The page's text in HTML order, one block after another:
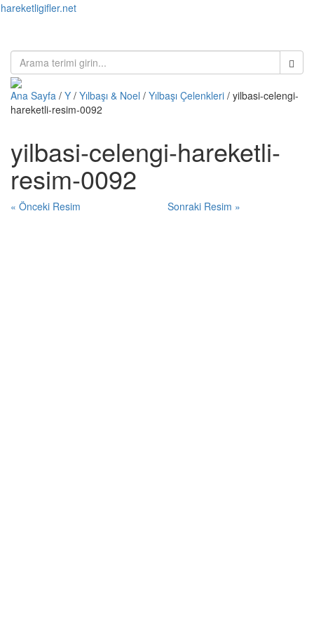
hareketligifler.net
Ana Sayfa / Y / Yılbaşı & Noel / Yılbaşı Çelenkleri / yilbasi-celengi-
hareketli-resim-0092
yilbasi-celengi-hareketli-
resim-0092
« Önceki Resim Sonraki Resim »